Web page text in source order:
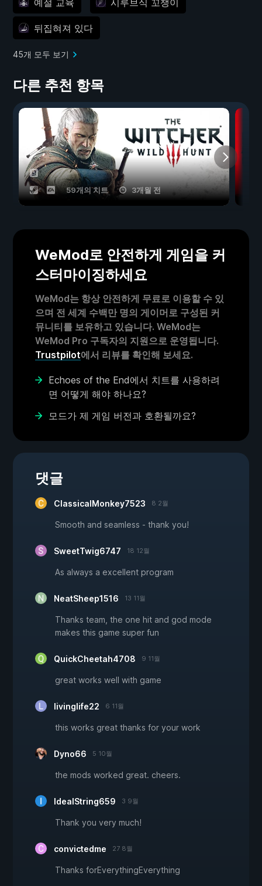
뒤집혀져 있다
45개 모두 보기
다른 추천 항목
59개의 치트 3개월 전
WeMod로 안전하게 게임을 커
스터마이징하세요
WeMod는 항상 안전하게 무료로 이용할 수 있
으며 전 세계 수백만 명의 게이머로 구성된 커
뮤니티를 보유하고 있습니다. WeMod는
WeMod Pro 구독자의 지원으로 운영됩니다.
Trustpilot에서 리뷰를 확인해 보세요.
Echoes of the End에서 치트를 사용하려
면 어떻게 해야 하나요?
모드가 제 게임 버전과 호환될까요?
댓글
ClassicalMonkey7523 8 2월
Smooth and seamless - thank you!
SweetTwig6747 18 12월
As always a excellent program
NeatSheep1516 13 11월
Thanks team, the one hit and god mode
makes this game super fun
QuickCheetah4708 9 11월
great works well with game
livinglife22 6 11월
this works great thanks for your work
Dyno66 5 10월
the mods worked great. cheers.
IdealString659 3 9월
Thank you very much!
convictedme 27 8월
Thanks forEverythingEverything